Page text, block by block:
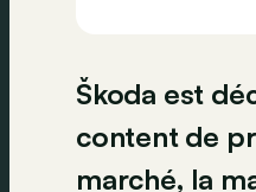
Škoda est
content de
marché, la